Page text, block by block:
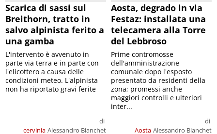
Scarica di sassi sul
Breithorn, tratto in
salvo alpinista ferito a
una gamba
cervinia
di
Alessandro Bianchet
L'intervento è avvenuto in
parte via terra e in parte con
l'elicottero a causa delle
condizioni meteo. L'alpinista
non ha riportato gravi ferite
Aosta, degrado in via
Festaz: installata una
telecamera alla Torre
del Lebbroso
Aosta
di
Alessandro Bianchet
Prime contromosse
dell'amministrazione
comunale dopo l'esposto
presentato da residenti della
zona; promessi anche
maggiori controlli e ulteriori
inter...